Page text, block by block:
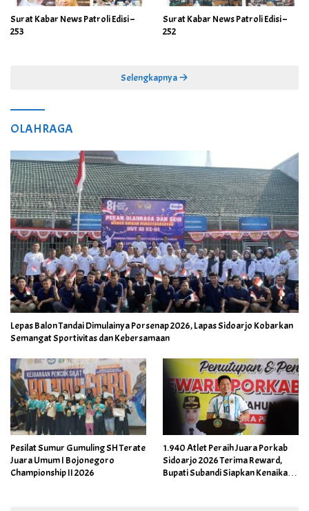
Surat Kabar News Patroli Edisi –
253
Surat Kabar News Patroli Edisi –
252
Selengkapnya
OLAHRAGA
Lepas Balon Tandai Dimulainya Porsenap 2026, Lapas Sidoarjo Kobarkan
Semangat Sportivitas dan Kebersamaan
Pesilat Sumur Gumuling SH Terate
Juara Umum I Bojonegoro
Championship II 2026
1.940 Atlet Peraih Juara Porkab
Sidoarjo 2026 Terima Reward,
Bupati Subandi Siapkan Kenaikan